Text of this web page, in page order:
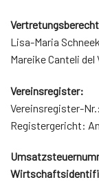
Lisa-Maria
Mareike Canteli
Vereinsregister:
Vereinsregister-
Registergericht: